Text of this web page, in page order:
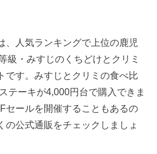
、人気ランキングで上位の鹿児
級・みすじのくちどけとクリミ
です。みすじとクリミの食べ比
テーキが4,000円台で購入できま
セールを開催することもあるの
の公式通販をチェックしましょ